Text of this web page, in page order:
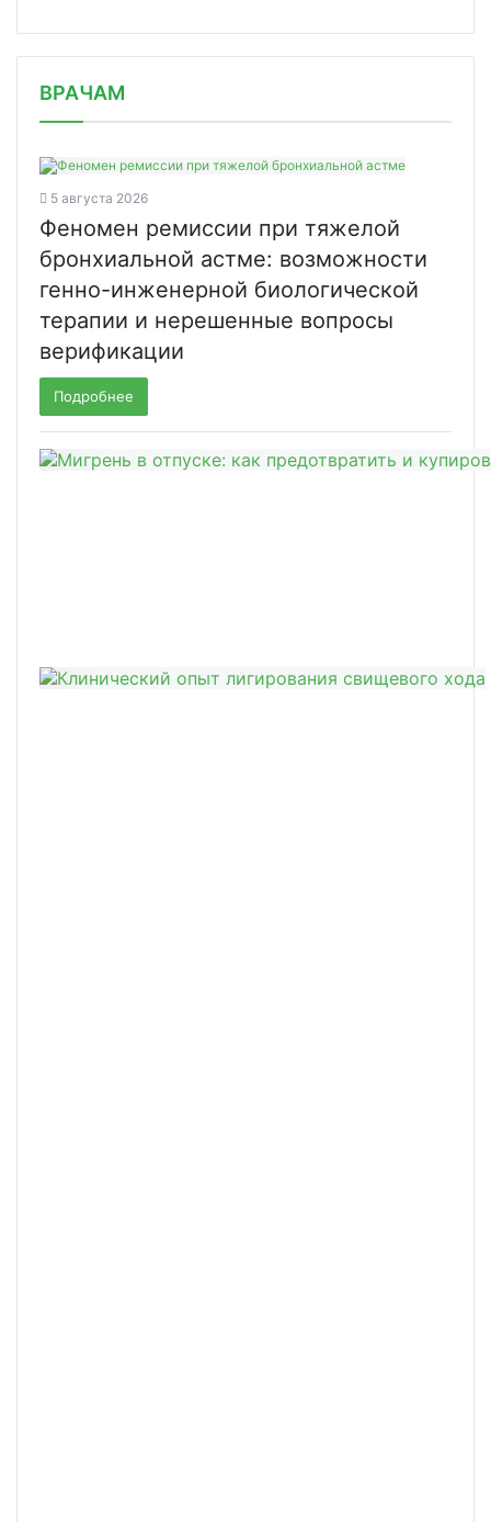
ВРАЧАМ
5 августа 2026
Феномен ремиссии при тяжелой
бронхиальной астме: возможности
генно-инженерной биологической
терапии и нерешенные вопросы
верификации
Подробнее